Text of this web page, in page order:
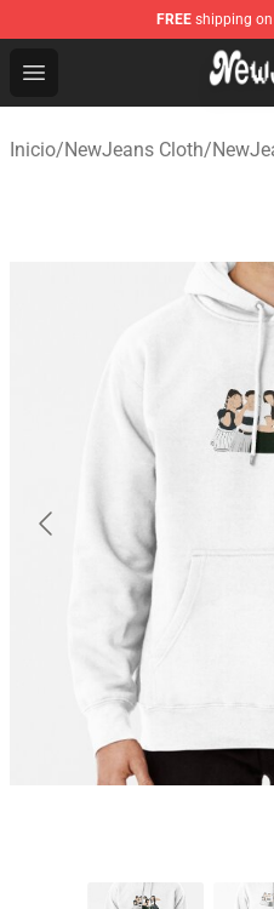
FREE shipping
Open menu
NewJeans Store -
Inicio/NewJeans Cloth/